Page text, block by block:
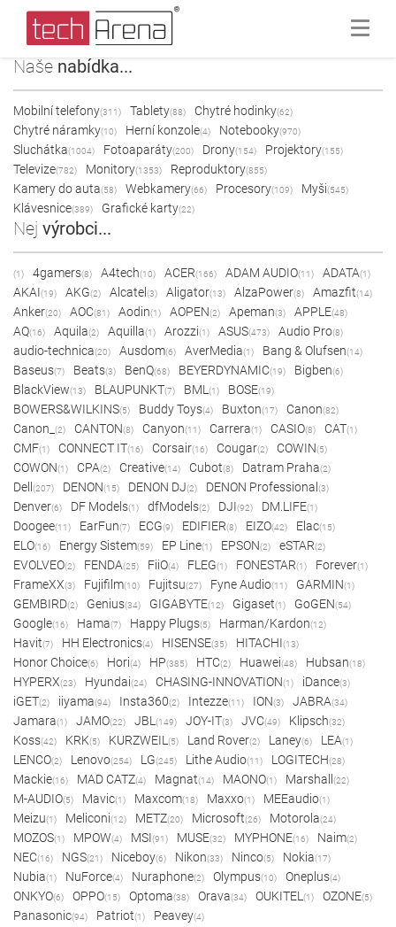
Naše nabídka...
Mobilní telefony(311) Tablety(88) Chytré hodinky(62)
Chytré náramky(10) Herní konzole(4) Notebooky(970)
Sluchátka(1004) Fotoaparáty(200) Drony(154) Projektory(155)
Televize(782) Monitory(1353) Reproduktory(855)
Kamery do auta(58) Webkamery(66) Procesory(109) Myši(545)
Klávesnice(389) Grafické karty(22)
Nej výrobci...
(1) 4gamers(8) A4tech(10) ACER(166) ADAM AUDIO(11) ADATA(1)
AKAI(19) AKG(2) Alcatel (3) Aligator(13) AlzaPower(8) Amazfit(14)
Anker(20) AOC(81) Aodin(1) AOPEN(2) Apeman(3) APPLE(48)
AQ(16) Aquila(2) Aquilla(1) Arozzi(1) ASUS(473) Audio Pro(8)
audio-technica(20) Ausdom(6) AverMedia(1) Bang & Olufsen(14)
Baseus(7) Beats(3) BenQ(68) BEYERDYNAMIC(19) Bigben(6)
BlackView(13) BLAUPUNKT(7) BML (1) BOSE(19)
BOWERS&WILKINS(5) Buddy Toys(4) Buxton(17) Canon(82)
Canon_ (2) CANTON(8) Canyon(11) Carrera(1) CASIO(8) CAT(1)
CMF(1) CONNECT IT(16) Corsair(16) Cougar(2) COWIN(5)
COWON(1) CPA(2) Creative(14) Cubot(8) Datram Praha(2)
Dell (207) DENON(15) DENON DJ(2) DENON Professional (3)
Denver(6) DF Models(1) dfModels(2) DJI(92) DM.LIFE(1)
Doogee(11) EarFun(7) ECG(9) EDIFIER(8) EIZO(42) Elac(15)
ELO(16) Energy Sistem(59) EP Line(1) EPSON(2) eSTAR(2)
EVOLVEO(2) FENDA(25) FiiO(4) FLEG(1) FONESTAR(1) Forever(1)
FrameXX(3) Fujifilm(10) Fujitsu(27) Fyne Audio(11) GARMIN(1)
GEMBIRD(2) Genius(34) GIGABYTE(12) Gigaset(1) GoGEN(54)
Google(16) Hama(7) Happy Plugs(5) Harman/Kardon(12)
Havit(7) HH Electronics(4) HISENSE(35) HITACHI(13)
Honor Choice(6) Hori(4) HP(385) HTC(2) Huawei(48) Hubsan(18)
HYPERX(23) Hyundai(24) CHASING-INNOVATION(1) iDance(3)
iGET(2) iiyama(94) Insta360(2) Intezze(11) ION(3) JABRA(34)
Jamara(1) JAMO(22) JBL (149) JOY-IT(3) JVC(49) Klipsch(32)
Koss(42) KRK(5) KURZWEIL (5) Land Rover(2) Laney(6) LEA(1)
LENCO(2) Lenovo(254) LG(245) Lithe Audio(11) LOGITECH(28)
Mackie(16) MAD CATZ(4) Magnat(14) MAONO(1) Marshall (22)
M-AUDIO(5) Mavic(1) Maxcom(18) Maxxo(1) MEEaudio(1)
Meizu(1) Meliconi(12) METZ(20) Microsoft(26) Motorola(24)
MOZOS(1) MPOW(4) MSI(91) MUSE(32) MYPHONE(16) Naim(2)
NEC(16) NGS(21) Niceboy(6) Nikon(33) Ninco(5) Nokia(17)
Nubia(1) NuForce(4) Nuraphone(2) Olympus(10) Oneplus(4)
ONKYO(6) OPPO(15) Optoma(38) Orava(34) OUKITEL (1) OZONE(5)
Panasonic(94) Patriot(1) Peavey(4)